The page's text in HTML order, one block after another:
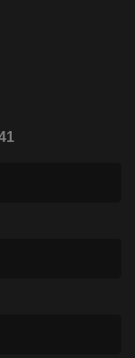
ventana nueva)